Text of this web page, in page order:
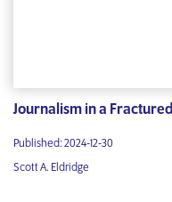
Journalism in a
Published: 2024-12-30
Scott A. Eldridge